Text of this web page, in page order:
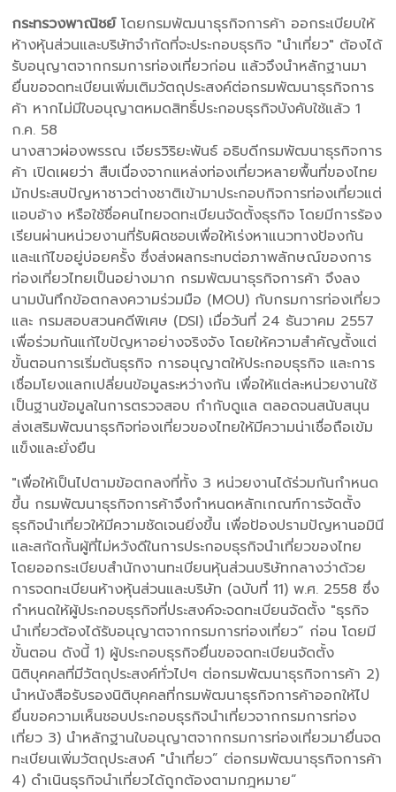
กระทรวงพาณิชย์โดยกรมพัฒนาธุรกิจการค้า ออกระเบียบให้
ห้างหุ้นส่วนและบริษัทจำกัดที่จะประกอบธุรกิจ "นำเที่ยว" ต้องได้
รับอนุญาตจากกรมการท่องเที่ยวก่อน แล้วจึงนำหลักฐานมา
ยื่นขอจดทะเบียนเพิ่มเติมวัตถุประสงค์ต่อกรมพัฒนาธุรกิจการ
ค้า หากไม่มีใบอนุญาตหมดสิทธิ์ประกอบธุรกิจบังคับใช้แล้ว 1
ก.ค. 58
นางสาวผ่องพรรณ เจียรวิริยะพันธ์ อธิบดีกรมพัฒนาธุรกิจการ
ค้า เปิดเผยว่า สืบเนื่องจากแหล่งท่องเที่ยวหลายพื้นที่ของไทย
มักประสบปัญหาชาวต่างชาติเข้ามาประกอบกิจการท่องเที่ยวแต่
แอบอ้าง หรือใช้ชื่อคนไทยจดทะเบียนจัดตั้งธุรกิจ โดยมีการร้อง
เรียนผ่านหน่วยงานที่รับผิดชอบเพื่อให้เร่งหาแนวทางป้องกัน
และแก้ไขอยู่บ่อยครั้ง ซึ่งส่งผลกระทบต่อภาพลักษณ์ของการ
ท่องเที่ยวไทยเป็นอย่างมาก กรมพัฒนาธุรกิจการค้า จึงลง
นามบันทึกข้อตกลงความร่วมมือ (MOU) กับกรมการท่องเที่ยว
และ กรมสอบสวนคดีพิเศษ (DSI) เมื่อวันที่ 24 ธันวาคม 2557
เพื่อร่วมกันแก้ไขปัญหาอย่างจริงจัง โดยให้ความสำคัญตั้งแต่
ขั้นตอนการเริ่มต้นธุรกิจ การอนุญาตให้ประกอบธุรกิจ และการ
เชื่อมโยงแลกเปลี่ยนข้อมูลระหว่างกัน เพื่อให้แต่ละหน่วยงานใช้
เป็นฐานข้อมูลในการตรวจสอบ กำกับดูแล ตลอดจนสนับสนุน
ส่งเสริมพัฒนาธุรกิจท่องเที่ยวของไทยให้มีความน่าเชื่อถือเข้ม
แข็งและยั่งยืน
"เพื่อให้เป็นไปตามข้อตกลงที่ทั้ง 3 หน่วยงานได้ร่วมกันกำหนด
ขึ้น กรมพัฒนาธุรกิจการค้าจึงกำหนดหลักเกณฑ์การจัดตั้ง
ธุรกิจนำเที่ยวให้มีความชัดเจนยิ่งขึ้น เพื่อป้องปรามปัญหานอมินี
และสกัดกั้นผู้ที่ไม่หวังดีในการประกอบธุรกิจนำเที่ยวของไทย
โดยออกระเบียบสำนักงานทะเบียนหุ้นส่วนบริษัทกลางว่าด้วย
การจดทะเบียนห้างหุ้นส่วนและบริษัท (ฉบับที่ 11) พ.ศ. 2558 ซึ่ง
กำหนดให้ผู้ประกอบธุรกิจที่ประสงค์จะจดทะเบียนจัดตั้ง "ธุรกิจ
นำเที่ยวต้องได้รับอนุญาตจากกรมการท่องเที่ยว” ก่อน โดยมี
ขั้นตอน ดังนี้ 1) ผู้ประกอบธุรกิจยื่นขอจดทะเบียนจัดตั้ง
นิติบุคคลที่มีวัตถุประสงค์ทั่วไปๆ ต่อกรมพัฒนาธุรกิจการค้า 2)
นำหนังสือรับรองนิติบุคคลที่กรมพัฒนาธุรกิจการค้าออกให้ไป
ยื่นขอความเห็นชอบประกอบธุรกิจนำเที่ยวจากกรมการท่อง
เที่ยว 3) นำหลักฐานใบอนุญาตจากกรมการท่องเที่ยวมายื่นจด
ทะเบียนเพิ่มวัตถุประสงค์ "นำเที่ยว” ต่อกรมพัฒนาธุรกิจการค้า
4) ดำเนินธุรกิจนำเที่ยวได้ถูกต้องตามกฎหมาย”